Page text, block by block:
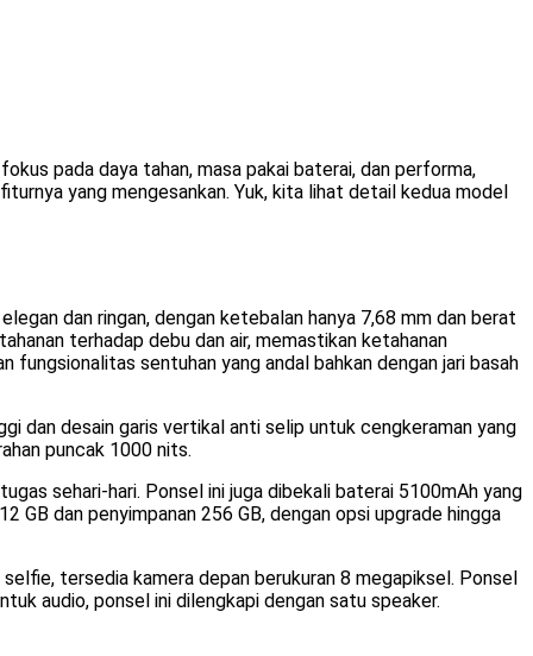
pada daya tahan, masa pakai baterai, dan performa,
yang mengesankan. Yuk, kita lihat detail kedua model
dan ringan, dengan ketebalan hanya 7,68 mm dan berat
terhadap debu dan air, memastikan ketahanan
fungsionalitas sentuhan yang andal bahkan dengan jari basah
dan desain garis vertikal anti selip untuk cengkeraman yang
puncak 1000 nits.
sehari-hari. Ponsel ini juga dibekali baterai 5100mAh yang
GB dan penyimpanan 256 GB, dengan opsi upgrade hingga
tersedia kamera depan berukuran 8 megapiksel. Ponsel
audio, ponsel ini dilengkapi dengan satu speaker.